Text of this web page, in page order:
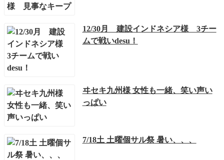
12/30月 建設インドネシア様 3チー
ムで戦いdesu！
ヰセキ九州様 女性も一緒、笑い声い
っぱい
7/18土 土曜個サル祭 暑い、、、